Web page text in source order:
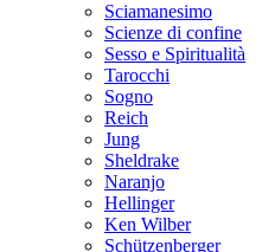
Sciamanesimo
Scienze di confine
Sesso e Spiritualità
Tarocchi
Sogno
Reich
Jung
Sheldrake
Naranjo
Hellinger
Ken Wilber
Schützenberger